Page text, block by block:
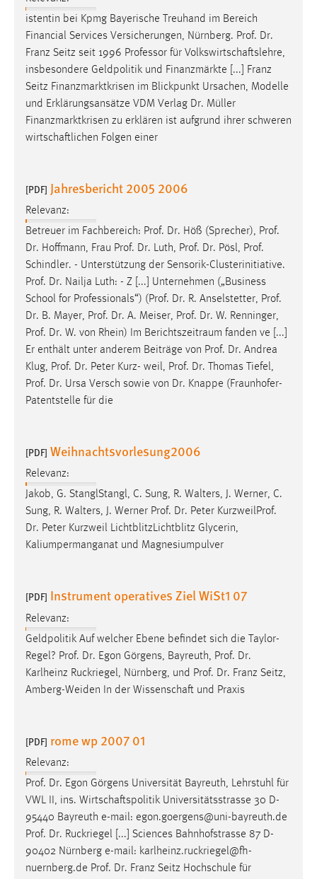
istentin bei Kpmg Bayerische Treuhand im Bereich
Financial Services Versicherungen, Nürnberg. Prof. Dr.
Franz Seitz seit 1996 Professor für Volkswirtschaftslehre,
insbesondere Geldpolitik und Finanzmärkte [...] Franz
Seitz Finanzmarktkrisen im Blickpunkt Ursachen, Modelle
und Erklärungsansätze VDM Verlag Dr. Müller
Finanzmarktkrisen zu erklären ist aufgrund ihrer schweren
wirtschaftlichen Folgen einer
[PDF] Jahresbericht 2005 2006
Relevanz:
Betreuer im Fachbereich: Prof. Dr. Höß (Sprecher), Prof.
Dr. Hoffmann, Frau Prof. Dr. Luth, Prof. Dr. Pösl, Prof.
Schindler. - Unterstützung der Sensorik-Clusterinitiative.
Prof. Dr. Nailja Luth: - Z [...] Unternehmen („Business
School for Professionals“) (Prof. Dr. R. Anselstetter, Prof.
Dr. B. Mayer, Prof. Dr. A. Meiser, Prof. Dr. W. Renninger,
Prof. Dr. W. von Rhein) Im Berichtszeitraum fanden ve [...]
Er enthält unter anderem Beiträge von Prof. Dr. Andrea
Klug, Prof. Dr. Peter Kurz- weil, Prof. Dr. Thomas Tiefel,
Prof. Dr. Ursa Versch sowie von Dr. Knappe (Fraunhofer-
Patentstelle für die
[PDF] Weihnachtsvorlesung2006
Relevanz:
Jakob, G. StanglStangl, C. Sung, R. Walters, J. Werner, C.
Sung, R. Walters, J. Werner Prof. Dr. Peter KurzweilProf.
Dr. Peter Kurzweil LichtblitzLichtblitz Glycerin,
Kaliumpermanganat und Magnesiumpulver
[PDF] Instrument operatives Ziel WiSt1 07
Relevanz:
Geldpolitik Auf welcher Ebene befindet sich die Taylor-
Regel? Prof. Dr. Egon Görgens, Bayreuth, Prof. Dr.
Karlheinz Ruckriegel, Nürnberg, und Prof. Dr. Franz Seitz,
Amberg-Weiden In der Wissenschaft und Praxis
[PDF] rome wp 2007 01
Relevanz:
Prof. Dr. Egon Görgens Universität Bayreuth, Lehrstuhl für
VWL II, ins. Wirtschaftspolitik Universitätsstrasse 30 D-
95440 Bayreuth e-mail: egon.goergens@uni-bayreuth.de
Prof. Dr. Ruckriegel [...] Sciences Bahnhofstrasse 87 D-
90402 Nürnberg e-mail: karlheinz.ruckriegel@fh-
nuernberg.de Prof. Dr. Franz Seitz Hochschule für
Conversion-Tracking
Cookie Laufzeit:
3 Monate
Facebook Pixel
Name:
_fbp
Facebook
Zweck:
Conversion-Tracking
Cookie Laufzeit:
3 Monate
EXTERNE MEDIEN
Um Inhalte von Videoplattformen und Social Media
Plattformen anzeigen zu können, werden von diesen
externen Medien Cookies gesetzt.
Vimeo